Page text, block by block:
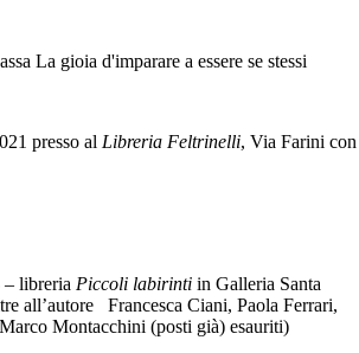
presso al Libreria Feltrinelli, Via Farini con
– libreria Piccoli labirinti in Galleria Santa
all’autore
Francesca Ciani, Paola Ferrari,
Montacchini (posti già) esauriti)